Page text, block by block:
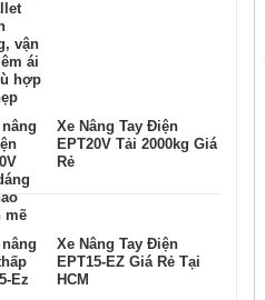
Xe Nâng Tay Điện
EPT20V Tải 2000kg Giá
Rẻ
Xe Nâng Tay Điện
EPT15-EZ Giá Rẻ Tại
HCM